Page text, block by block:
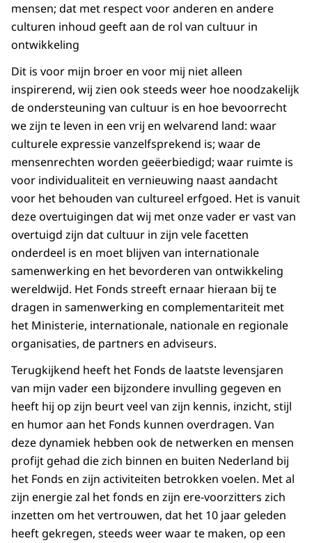
mensen; dat met respect voor anderen en andere
culturen inhoud geeft aan de rol van cultuur in
ontwikkeling
Dit is voor mijn broer en voor mij niet alleen
inspirerend, wij zien ook steeds weer hoe noodzakelijk
de ondersteuning van cultuur is en hoe bevoorrecht
we zijn te leven in een vrij en welvarend land: waar
culturele expressie vanzelfsprekend is; waar de
mensenrechten worden geëerbiedigd; waar ruimte is
voor individualiteit en vernieuwing naast aandacht
voor het behouden van cultureel erfgoed. Het is vanuit
deze overtuigingen dat wij met onze vader er vast van
overtuigd zijn dat cultuur in zijn vele facetten
onderdeel is en moet blijven van internationale
samenwerking en het bevorderen van ontwikkeling
wereldwijd. Het Fonds streeft ernaar hieraan bij te
dragen in samenwerking en complementariteit met
het Ministerie, internationale, nationale en regionale
organisaties, de partners en adviseurs.
Terugkijkend heeft het Fonds de laatste levensjaren
van mijn vader een bijzondere invulling gegeven en
heeft hij op zijn beurt veel van zijn kennis, inzicht, stijl
en humor aan het Fonds kunnen overdragen. Van
deze dynamiek hebben ook de netwerken en mensen
profijt gehad die zich binnen en buiten Nederland bij
het Fonds en zijn activiteiten betrokken voelen. Met al
zijn energie zal het fonds en zijn ere-voorzitters zich
inzetten om het vertrouwen, dat het 10 jaar geleden
heeft gekregen, steeds weer waar te maken, op een